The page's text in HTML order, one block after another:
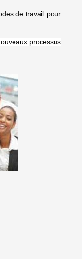
de travail pour
processus